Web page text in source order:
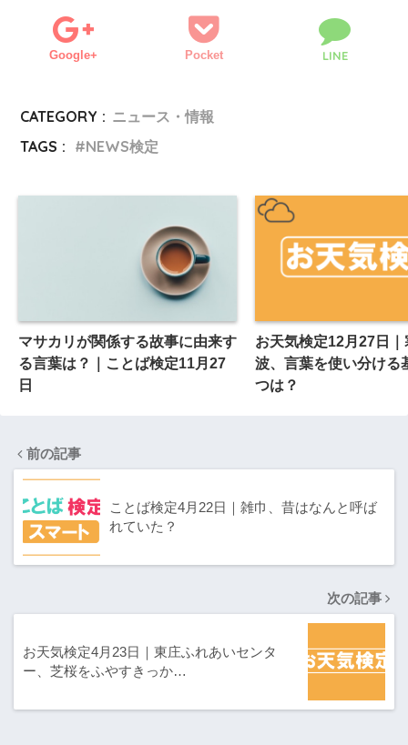
Google+ Pocket LINE
CATEGORY : ニュース・情報
TAGS :
NEWS検定
マサカリが関係する故事に由来す
る言葉は？｜ことば検定11月27
日
お天気検定12月27日
波、言葉を使い分ける
つは？
前の記事
ことば検定4月22日｜雑巾、昔はなんと呼ば
れていた？
次の記事
お天気検定4月23日｜東庄ふれあいセンタ
ー、芝桜をふやすきっか…